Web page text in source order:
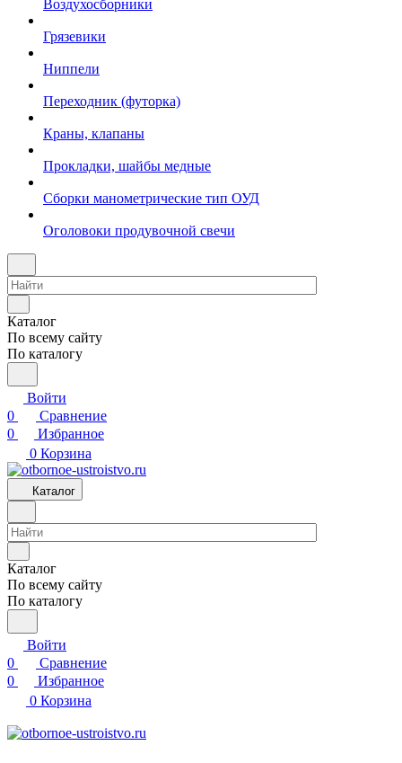
Воздухосборники
Грязевики
Ниппели
Переходник (футорка)
Краны, клапаны
Прокладки, шайбы медные
Сборки манометрические тип ОУД
Оголовоки продувочной свечи
Каталог
По всему сайту
По каталогу
Войти
0
Сравнение
0
Избранное
0 Корзина
Каталог
Каталог
По всему сайту
По каталогу
Войти
0
Сравнение
0
Избранное
0 Корзина